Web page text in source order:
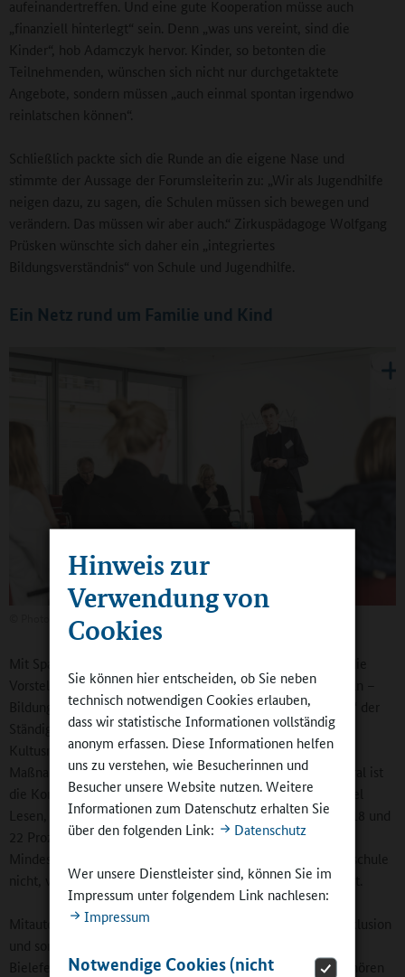
Hinweis zur
Verwendung von
Cookies
Sie können hier entscheiden, ob Sie neben
technisch notwendigen Cookies erlauben,
dass wir statistische Informationen vollständig
anonym erfassen. Diese Informationen helfen
uns zu verstehen, wie Besucherinnen und
Besucher unsere Website nutzen. Weitere
Informationen zum Datenschutz erhalten Sie
über den folgenden Link:
Datenschutz
Wer unsere Dienstleister sind, können Sie im
Impressum unter folgendem Link nachlesen:
Impressum
Notwendige Cookies (nicht
aufeinandertreffen. Und eine gute Kooperation müsse auch
„finanziell hinterlegt“ sein. Denn „was uns vereint, sind die
Kinder“, hob Adamczyk hervor. Kinder, so betonten die
Teilnehmenden, wünschen sich nicht nur durchgetaktete
Angebote, sondern müssen „auch einmal spontan irgendwo
reinlatschen können“.
Schließlich packte sich die Runde an die eigene Nase und
stimmte der Aussage der Forumsleiterin zu: „Wir als Jugendhilfe
neigen dazu, zu sagen, die Schulen müssen sich bewegen und
verändern. Das müssen wir aber auch.“ Zirkuspädagoge Wolfgang
Prüsken wünschte sich daher ein „integriertes
Bildungsverständnis“ von Schule und Jugendhilfe.
Ein Netz rund um Familie und Kind
Phototek Berlin
Mit Spannung erwarteten jene, die es noch nicht kannten, die
Vorstellung des Gutachtens „Basale Kompetenzen vermitteln –
Bildungschancen sichern. Perspektiven für die Grundschule“ der
Ständigen Wissenschaftlichen Kommission der
Kultusministerkonferenz (SWK). Es empfiehlt wichtige
Maßnahmen zur Weiterentwicklung der Grundschule. Zentral ist
die Konzentration auf basale Kompetenzen wie zum Beispiel
Lesen, (Recht-)Schreiben und Mathematik, denn zwischen 18 und
22 Prozent der Schülerinnen und Schüler erreichen die
Mindeststandards in Deutsch und Mathematik in der Grundschule
nicht, womit auch die Qualität des Lernens angesprochen ist.
Mitautorin Birgit Lütje-Klose, Professorin für Schulische Inklusion
und sonderpädagogische Professionalität an der Universität
Bielefeld, erinnerte daran, „wie wichtig Schule ist. Dazu gehören